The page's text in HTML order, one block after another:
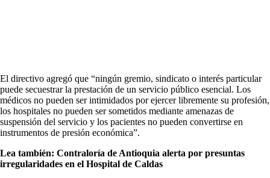
El directivo agregó que “ningún gremio, sindicato o interés particular
puede secuestrar la prestación de un servicio público esencial. Los
médicos no pueden ser intimidados por ejercer libremente su profesión,
los hospitales no pueden ser sometidos mediante amenazas de
suspensión del servicio y los pacientes no pueden convertirse en
instrumentos de presión económica”.
Lea también: Contraloría de Antioquia alerta por presuntas
irregularidades en el Hospital de Caldas